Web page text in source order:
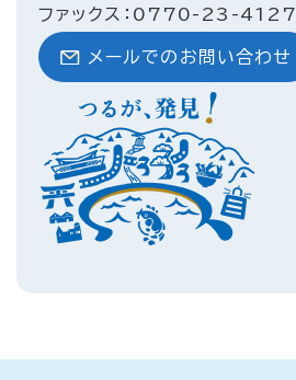
ファックス：0770-23-4127
メールでのお問い合わせ